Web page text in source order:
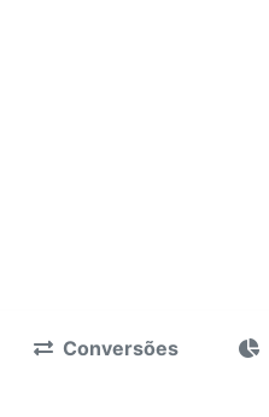
Conversões